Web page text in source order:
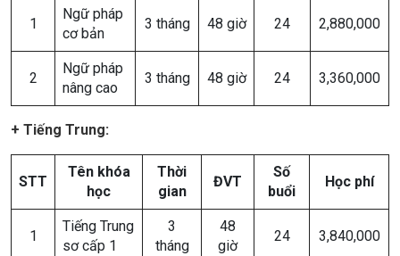
1
Ngữ pháp
cơ bản
3 tháng 48 giờ 24 2,880,000
2
Ngữ pháp
nâng cao
3 tháng 48 giờ 24 3,360,000
+ Tiếng Trung:
STT
Tên khóa
học
Thời
gian
ĐVT
Số
buổi
Học phí
1
Tiếng Trung
sơ cấp 1
3
tháng
48
giờ
24 3,840,000